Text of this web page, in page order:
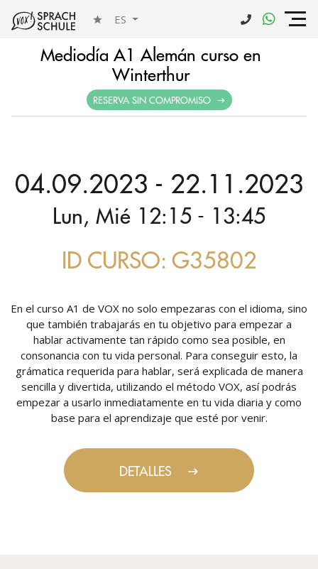
ES
Mediodía A1 Alemán curso en
Winterthur
RESERVA SIN COMPROMISO
04.09.2023 - 22.11.2023
Lun, Mié 12:15 - 13:45
ID CURSO: G35802
En el curso A1 de VOX no solo empezaras con el idioma, sino
que también trabajarás en tu objetivo para empezar a
hablar activamente tan rápido como sea posible, en
consonancia con tu vida personal. Para conseguir esto, la
grámatica requerida para hablar, será explicada de manera
sencilla y divertida, utilizando el método VOX, así podrás
empezar a usarlo inmediatamente en tu vida diaria y como
base para el aprendizaje que esté por venir.
DETALLES